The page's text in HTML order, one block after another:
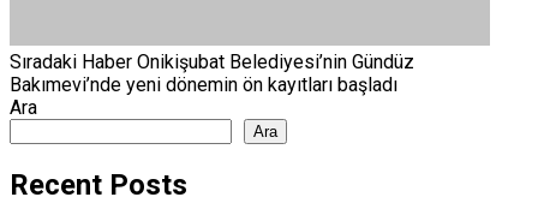
Sıradaki Haber Onikişubat Belediyesi’nin Gündüz
Bakımevi’nde yeni dönemin ön kayıtları başladı
Ara
Ara
Recent Posts